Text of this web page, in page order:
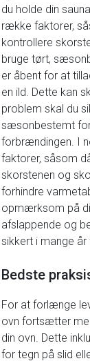
du holde din
række faktorer,
kontrollere
bruge tørt,
er åbent for at
en ild. Dette kan
problem skal du
sæsonbestemt
forbrændingen. I
faktorer, såsom
skorstenen og
forhindre
opmærksom på
afslappende og
sikkert i mange år
Bedste
For at forlænge
ovn fortsætter
din ovn. Dette
for tegn på slid